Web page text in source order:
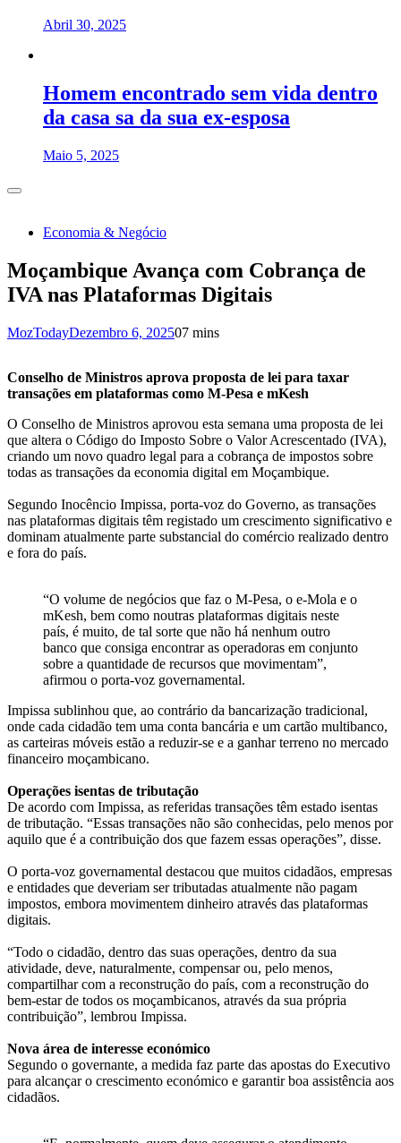
Abril 30, 2025
Homem encontrado sem vida dentro
da casa sa da sua ex-esposa
Maio 5, 2025
Economia & Negócio
Moçambique Avança com Cobrança de
IVA nas Plataformas Digitais
MozTodayDezembro 6, 202507 mins
Conselho de Ministros aprova proposta de lei para taxar
transações em plataformas como M-Pesa e mKesh
O Conselho de Ministros aprovou esta semana uma proposta de lei
que altera o Código do Imposto Sobre o Valor Acrescentado (IVA),
criando um novo quadro legal para a cobrança de impostos sobre
todas as transações da economia digital em Moçambique.
Segundo Inocêncio Impissa, porta-voz do Governo, as transações
nas plataformas digitais têm registado um crescimento significativo e
dominam atualmente parte substancial do comércio realizado dentro
e fora do país.
“O volume de negócios que faz o M-Pesa, o e-Mola e o
mKesh, bem como noutras plataformas digitais neste
país, é muito, de tal sorte que não há nenhum outro
banco que consiga encontrar as operadoras em conjunto
sobre a quantidade de recursos que movimentam”,
afirmou o porta-voz governamental.
Impissa sublinhou que, ao contrário da bancarização tradicional,
onde cada cidadão tem uma conta bancária e um cartão multibanco,
as carteiras móveis estão a reduzir-se e a ganhar terreno no mercado
financeiro moçambicano.
Operações isentas de tributação
De acordo com Impissa, as referidas transações têm estado isentas
de tributação. “Essas transações não são conhecidas, pelo menos por
aquilo que é a contribuição dos que fazem essas operações”, disse.
O porta-voz governamental destacou que muitos cidadãos, empresas
e entidades que deveriam ser tributadas atualmente não pagam
impostos, embora movimentem dinheiro através das plataformas
digitais.
“Todo o cidadão, dentro das suas operações, dentro da sua
atividade, deve, naturalmente, compensar ou, pelo menos,
compartilhar com a reconstrução do país, com a reconstrução do
bem-estar de todos os moçambicanos, através da sua própria
contribuição”, lembrou Impissa.
Nova área de interesse económico
Segundo o governante, a medida faz parte das apostas do Executivo
para alcançar o crescimento económico e garantir boa assistência aos
cidadãos.